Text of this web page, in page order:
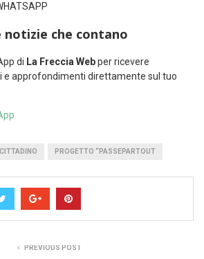
notizie che contano
di La Freccia Webper ricevere
e approfondimenti direttamente sul tuo
PROGETTO “PASSEPARTOUT
PREVIOUS POST